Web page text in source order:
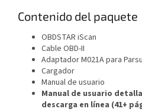
Contenido del paquete
OBDSTAR iScan
Cable OBD-II
Adaptador M021A para
Cargador
Manual de usuario
Manual de usuario
descarga en línea (41+